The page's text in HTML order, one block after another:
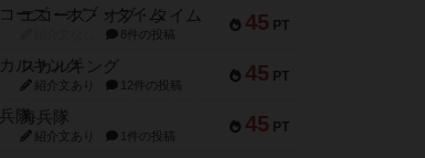
45 PT
エコーズ・オブ・タイム
8件の投稿
45 PT
スカルキング
紹介文あり 12件の投稿
45 PT
海兵隊
紹介文あり 1件の投稿